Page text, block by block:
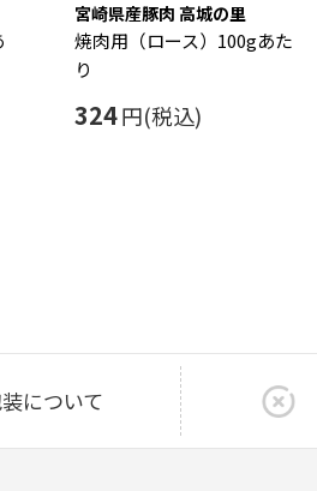
宮崎県産豚肉 高城の里
焼肉用（ロース）100gあた
り
324円(税込)
について